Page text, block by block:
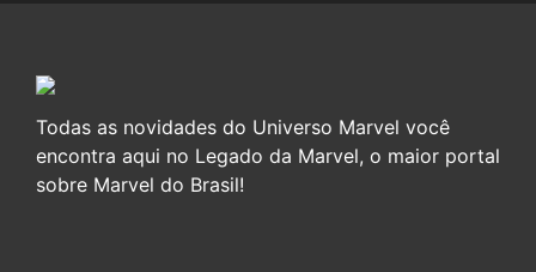
Todas as novidades do Universo Marvel você
encontra aqui no Legado da Marvel, o maior portal
sobre Marvel do Brasil!